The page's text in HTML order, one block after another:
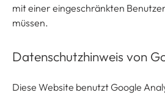
mit einer eingeschränkten
müssen.
Datenschutzhinweis von
Diese Website benutzt Google